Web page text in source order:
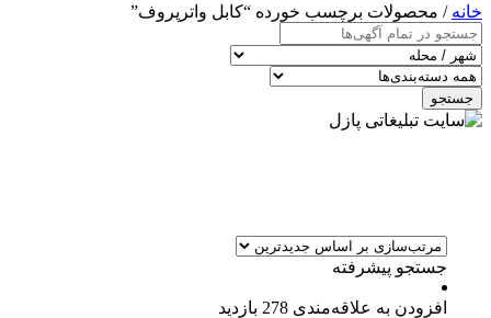
خانه / محصولات برچسب خورده “کابل واترپروف”
جستجو
جستجو پیشرفته
افزودن به علاقه‌مندی 278 بازدید